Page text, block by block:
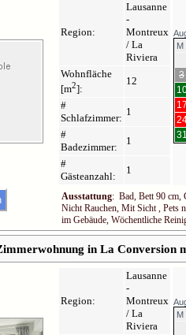
Region:
Lausanne
-
Montreux
/ La
Riviera
Wohnfläche
[m2]:
12
#
Schlafzimmer:
1
#
Badezimmer:
1
#
Gästeanzahl:
1
M
3
17
31
Ausstattung: Bad, Bett 90 cm,
Nicht Rauchen, Mit Sicht , Pets
im Gebäude, Wöchentliche
in La Conversion
Region:
Lausanne
-
Montreux
/ La
Riviera
M